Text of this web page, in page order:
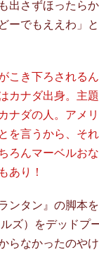
出さずほったら
ーでもええわ」
き下ろされるん
カナダ出身。主
ナダの人。アメ
を言うから、そ
ろんマーベルお
あり！
タン』の脚本を
ルズ）をデッドプ
らなかったのやけ